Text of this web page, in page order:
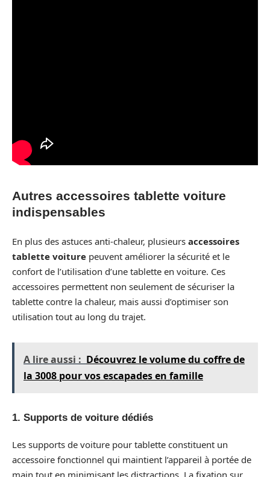
Autres accessoires tablette voiture
indispensables
En plus des astuces anti-chaleur, plusieurs accessoires
tablette voiture peuvent améliorer la sécurité et le
confort de l’utilisation d’une tablette en voiture. Ces
accessoires permettent non seulement de sécuriser la
tablette contre la chaleur, mais aussi d’optimiser son
utilisation tout au long du trajet.
A lire aussi : Découvrez le volume du coffre de
la 3008 pour vos escapades en famille
1. Supports de voiture dédiés
Les supports de voiture pour tablette constituent un
accessoire fonctionnel qui maintient l’appareil à portée de